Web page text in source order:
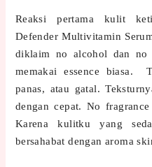
Reaksi pertama kulit
Defender Multivitamin
diklaim no alcohol dan no
memakai essence biasa.
panas, atau gatal.
dengan cepat. No
Karena kulitku yang
bersahabat dengan aroma